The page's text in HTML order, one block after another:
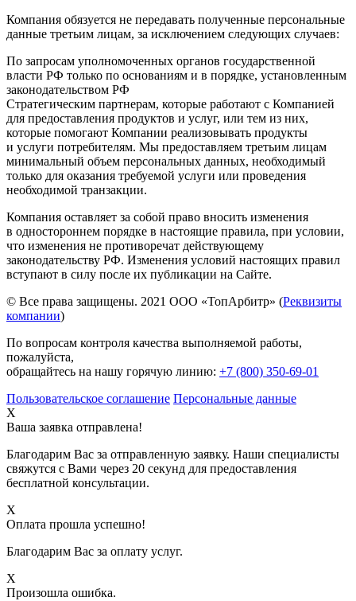
Компания обязуется не передавать полученные персональные
данные третьим лицам, за исключением следующих случаев:
По запросам уполномоченных органов государственной
власти РФ только по основаниям и в порядке, установленным
законодательством РФ
Стратегическим партнерам, которые работают с Компанией
для предоставления продуктов и услуг, или тем из них,
которые помогают Компании реализовывать продукты
и услуги потребителям. Мы предоставляем третьим лицам
минимальный объем персональных данных, необходимый
только для оказания требуемой услуги или проведения
необходимой транзакции.
Компания оставляет за собой право вносить изменения
в одностороннем порядке в настоящие правила, при условии,
что изменения не противоречат действующему
законодательству РФ. Изменения условий настоящих правил
вступают в силу после их публикации на Сайте.
© Все права защищены. 2021 ООО «ТопАрбитр» (Реквизиты
компании)
По вопросам контроля качества выполняемой работы,
пожалуйста,
обращайтесь на нашу горячую линию: +7 (800) 350-69-01
Пользовательское соглашение Персональные данные
X
Ваша заявка отправлена!
Благодарим Вас за отправленную заявку. Наши специалисты
свяжутся с Вами через 20 секунд для предоставления
бесплатной консультации.
X
Оплата прошла успешно!
Благодарим Вас за оплату услуг.
X
Произошла ошибка.